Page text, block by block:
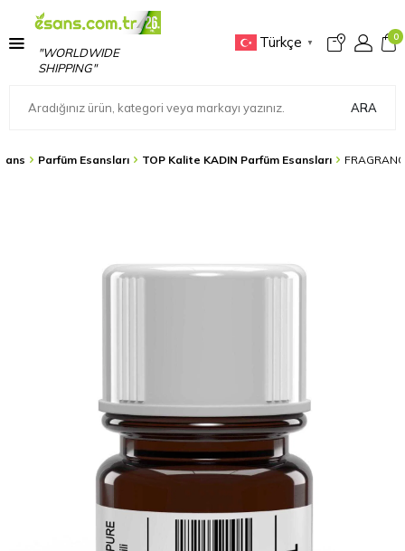
"WORLDWIDE
SHIPPING"
Türkçe ▼
0
ARA
Parfüm Esansları TOP Kalite KADIN Parfüm Esansları